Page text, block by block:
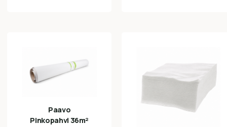
Paavo
Pinkopahvi 36m²